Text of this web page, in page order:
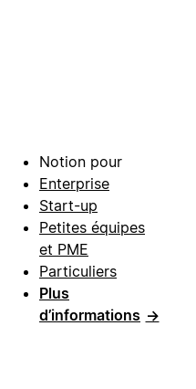
Notion pour
Enterprise
Start-up
Petites équipes
et PME
Particuliers
Plus
d’informations →